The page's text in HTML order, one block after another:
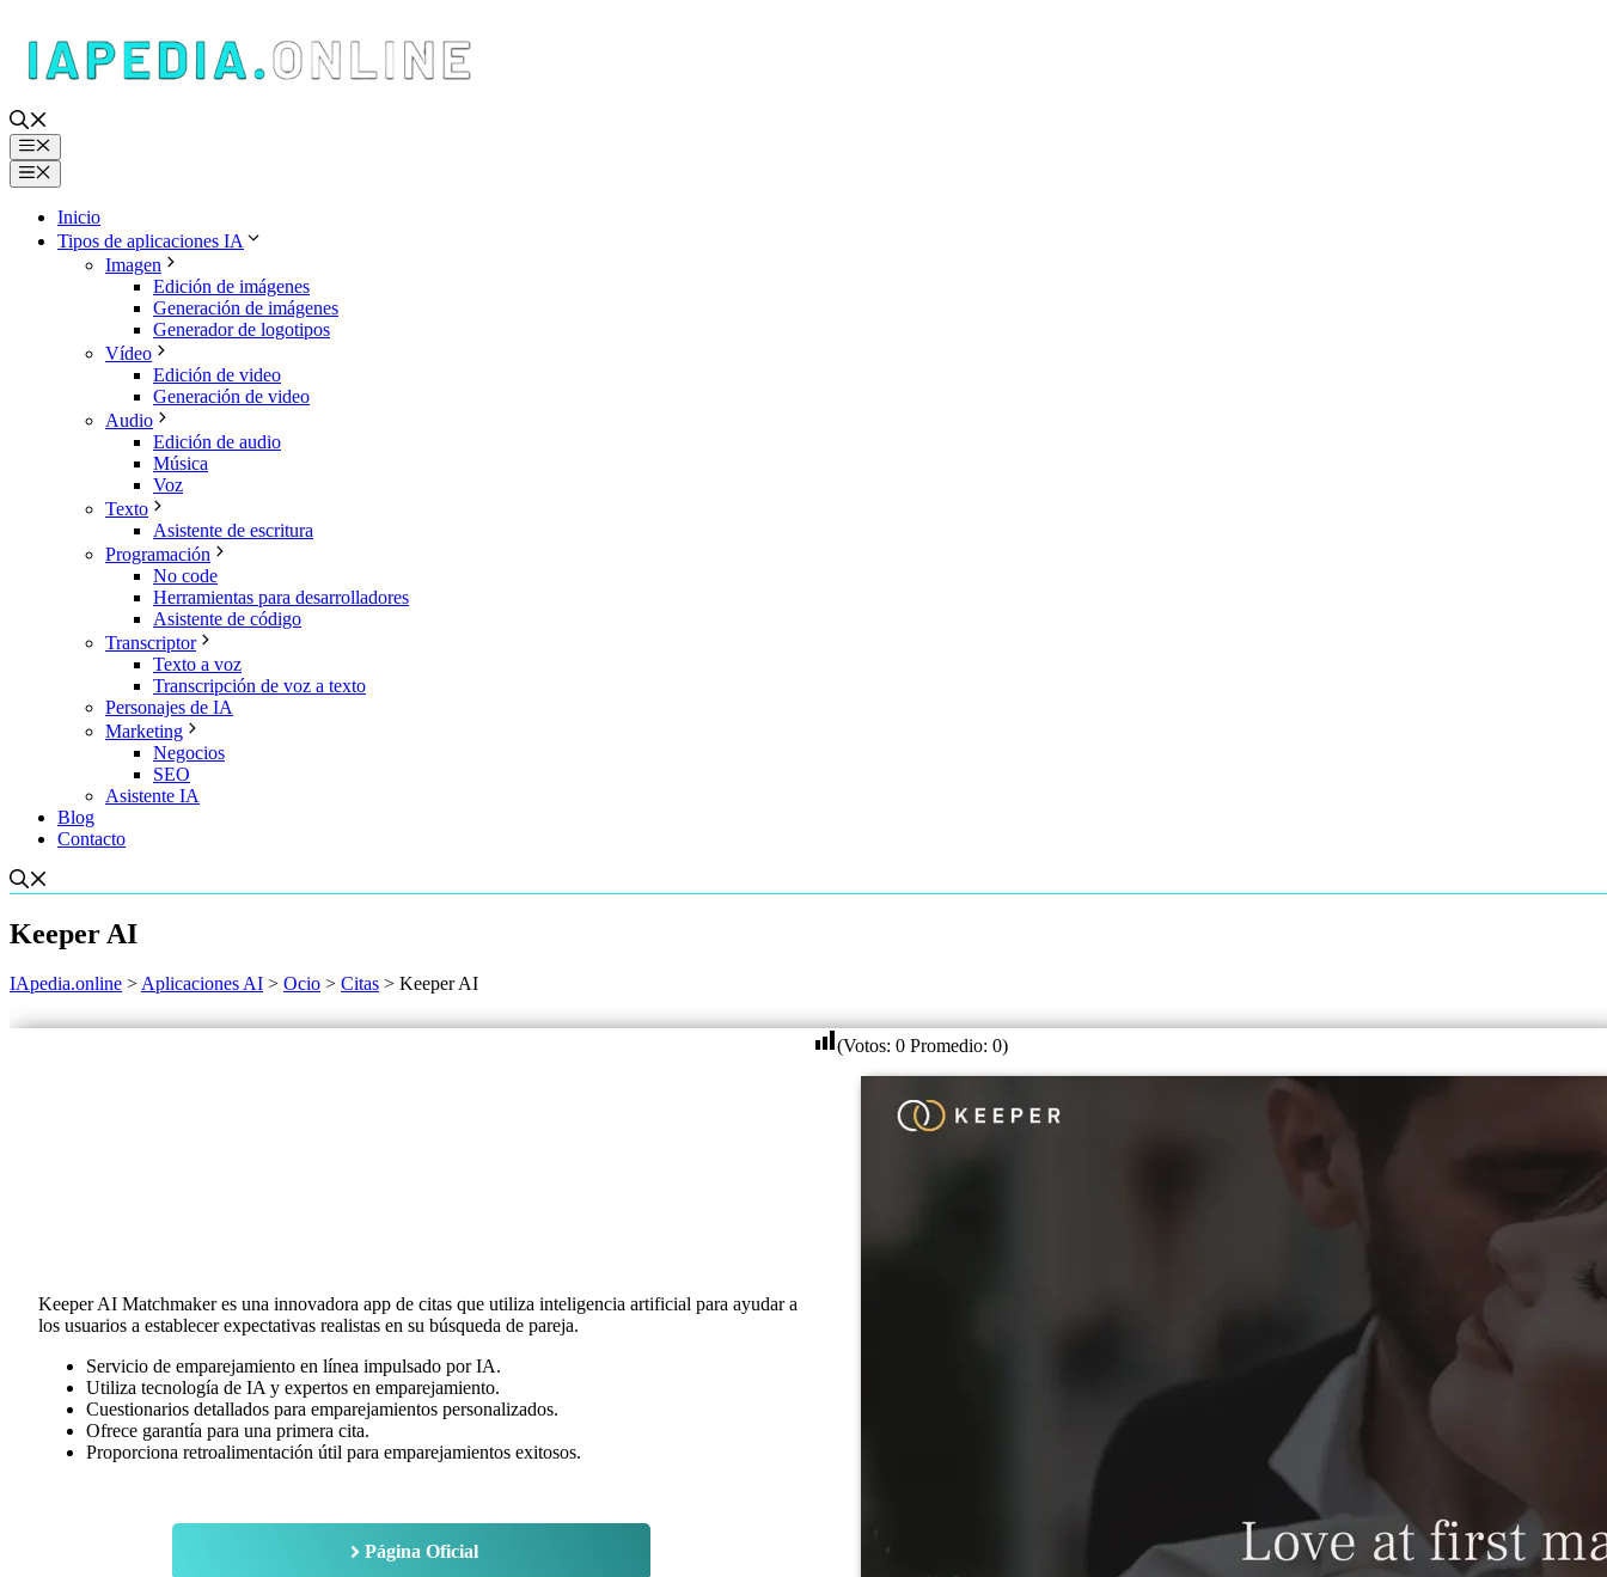
contenido
Menú
Menú
Inicio
Tipos de aplicaciones IA
Imagen
Edición de imágenes
Generación de imágenes
Generador de logotipos
Vídeo
Edición de video
Generación de video
Audio
Edición de audio
Música
Voz
Texto
Asistente de escritura
Programación
No code
Herramientas para desarrolladores
Asistente de código
Transcriptor
Texto a voz
Transcripción de voz a texto
Personajes de IA
Marketing
Negocios
SEO
Asistente IA
Blog
Contacto
Keeper AI
IApedia.online >Aplicaciones AI > Ocio > Citas > Keeper AI
Keeper AI Matchmaker es una innovadora app de citas que utiliza inteligencia artificial para ayudar a
los usuarios a establecer expectativas realistas en su búsqueda de pareja.
Servicio de emparejamiento en línea impulsado por IA.
Utiliza tecnología de IA y expertos en emparejamiento.
Cuestionarios detallados para emparejamientos personalizados.
Ofrece garantía para una primera cita.
Proporciona retroalimentación útil para emparejamientos exitosos.
Página Oficial
(Votos: 0 Promedio: 0)